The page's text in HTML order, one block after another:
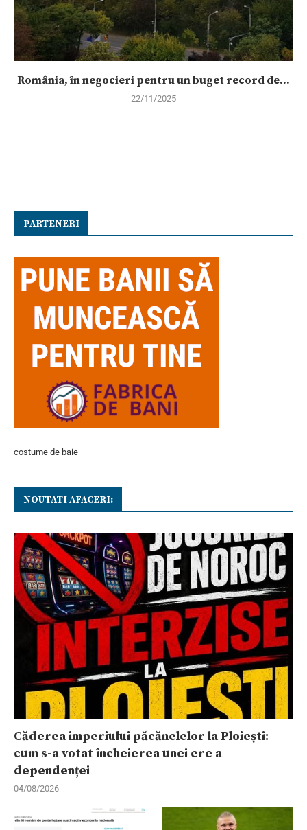
România, în negocieri pentru un buget record de...
22/11/2025
PARTENERI
costume de baie
NOUTATI AFACERI:
Căderea imperiului păcănelelor la Ploiești:
cum s-a votat încheierea unei ere a
dependenței
04/08/2026